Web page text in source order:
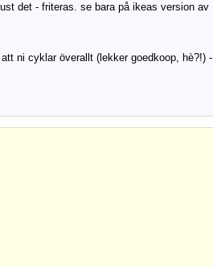
det - friteras. se bara på ikeas version av
ni cyklar överallt (lekker goedkoop, hè?!) -